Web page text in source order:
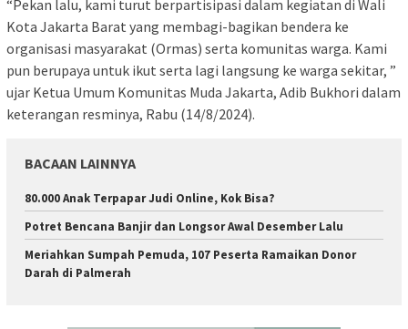
“Pekan lalu, kami turut berpartisipasi dalam kegiatan di Wali
Kota Jakarta Barat yang membagi-bagikan bendera ke
organisasi masyarakat (Ormas) serta komunitas warga. Kami
pun berupaya untuk ikut serta lagi langsung ke warga sekitar, ”
ujar Ketua Umum Komunitas Muda Jakarta, Adib Bukhori dalam
keterangan resminya, Rabu (14/8/2024).
BACAAN LAINNYA
80.000 Anak Terpapar Judi Online, Kok Bisa?
Potret Bencana Banjir dan Longsor Awal Desember Lalu
Meriahkan Sumpah Pemuda, 107 Peserta Ramaikan Donor
Darah di Palmerah